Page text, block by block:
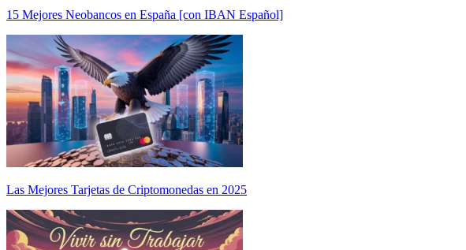
15 Mejores Neobancos en España [con IBAN Español]
Las Mejores Tarjetas de Criptomonedas en 2025